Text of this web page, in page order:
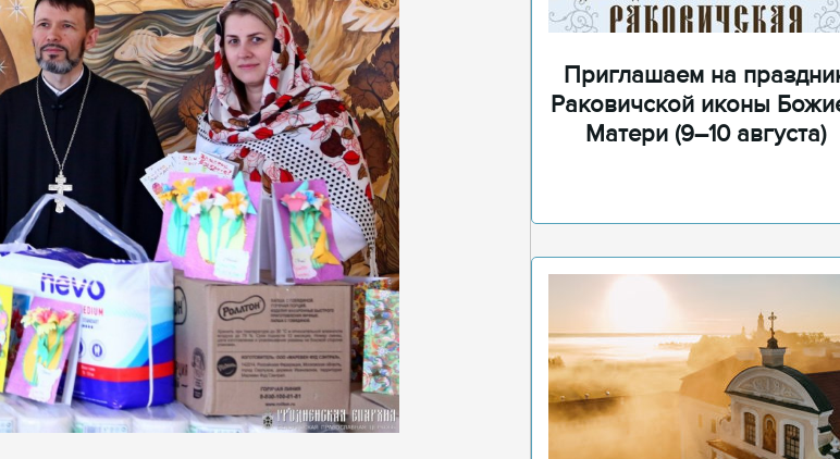
Приглашаем на
Раковичской иконы
Матери (9–10 августа)